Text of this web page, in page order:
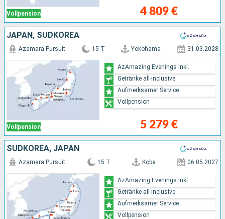
Vollpension 4 809 €
JAPAN, SÜDKOREA
Vollpension
Azamara Pursuit 15 T Yokohama 31.03.2028
5 279 €
AzAmazing Evenings Inkl.
Getränke all-inclusive
Aufmerksamer Service
Vollpension
SÜDKOREA, JAPAN
Azamara Pursuit 15 T Kobe 06.05.2027
AzAmazing Evenings Inkl.
Getränke all-inclusive
Aufmerksamer Service
Vollpension